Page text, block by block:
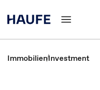
ImmobilienInvestment